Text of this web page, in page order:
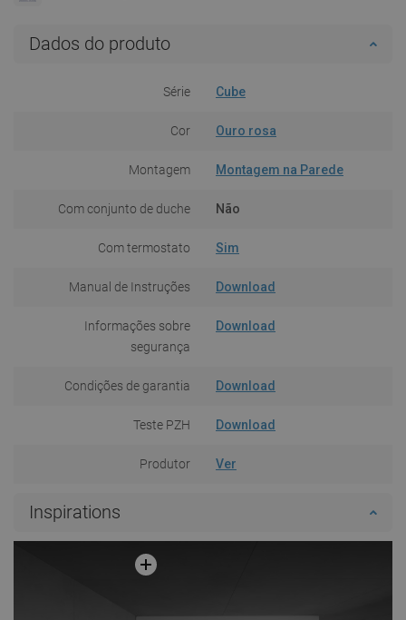
Dados do produto
Série Cube
Cor Ouro rosa
Montagem Montagem na Parede
Com conjunto de duche Não
Com termostato Sim
Manual de Instruções Download
Informações sobre
segurança
Download
Condições de garantia Download
Teste PZH Download
Produtor Ver
Inspirations